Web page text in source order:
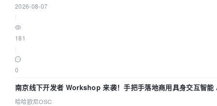
2026-08-07
181
0
南京线下开发者 Workshop 来袭！手把手落地商用具身交互智
应用
哈哈欧尼OSC